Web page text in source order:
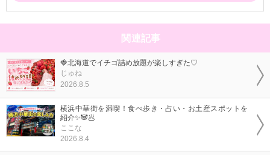
関連記事
🍓北海道でイチゴ詰め放題が楽しすぎた♡
じゅね
2026.8.5
横浜中華街を満喫！食べ歩き・占い・お土産スポットを
紹介✨🐼🥟
ここな
2026.8.4